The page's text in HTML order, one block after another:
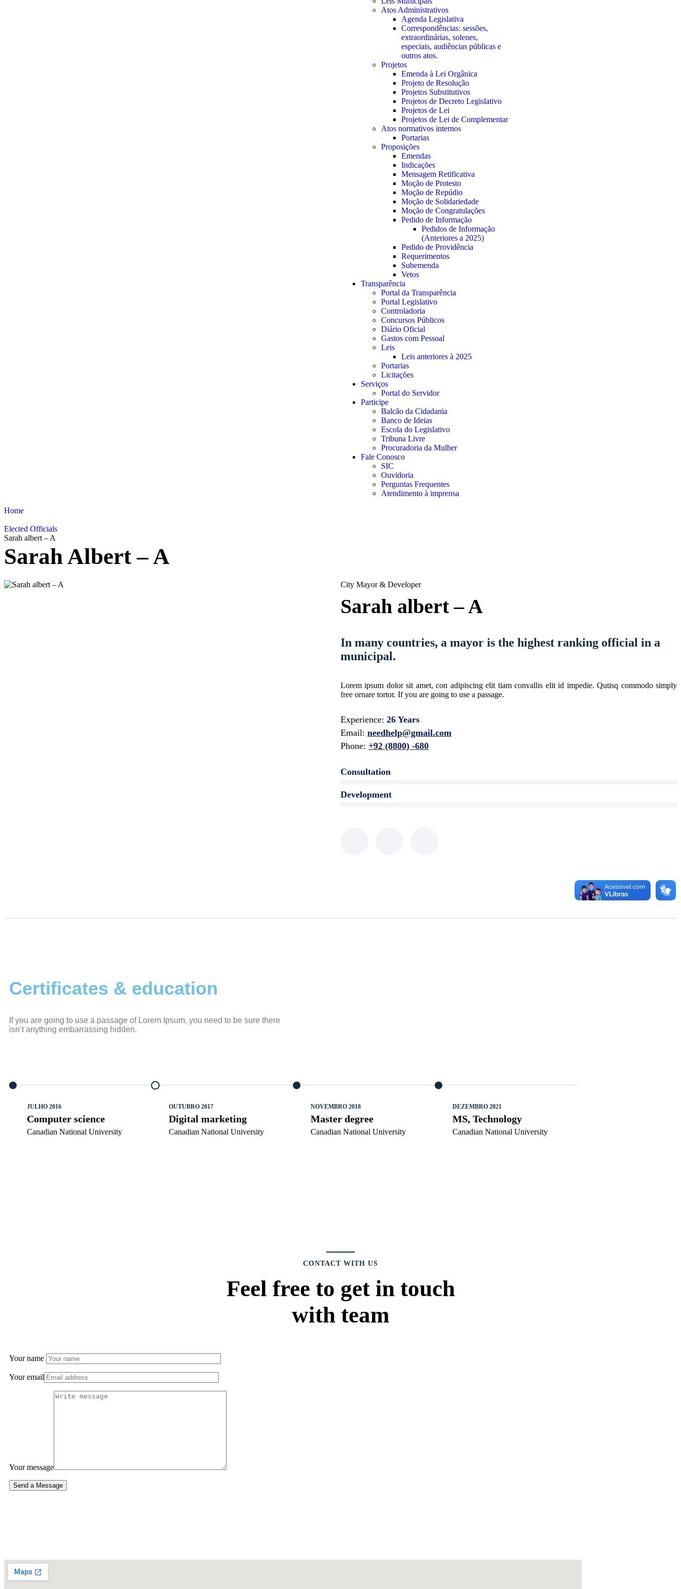
Atos Administrativos
Agenda Legislativa
Correspondências: sessões,
extraordinárias, solenes,
especiais, audiências públicas e
outros atos.
Projetos
Emenda à Lei Orgânica
Projeto de Resolução
Projetos Substitutivos
Projetos de Decreto Legislativo
Projetos de Lei
Projetos de Lei de Complementar
Atos normativos internos
Portarias
Proposições
Emendas
Indicações
Mensagem Retificativa
Moção de Protesto
Moção de Repúdio
Moção de Solidariedade
Moção de Congratulações
Pedido de Informação
Pedidos de Informação
(Anteriores a 2025)
Pedido de Providência
Requerimentos
Subemenda
Vetos
Transparência
Portal da Transparência
Portal Legislativo
Controladoria
Concursos Públicos
Diário Oficial
Gastos com Pessoal
Leis
Leis anteriores à 2025
Portarias
Licitações
Serviços
Portal do Servidor
Participe
Balcão da Cidadania
Banco de Ideias
Escola do Legislativo
Tribuna Livre
Procuradoria da Mulher
Fale Conosco
SIC
Ouvidoria
Perguntas Frequentes
Atendimento à imprensa
Home
Elected Officials
Sarah albert – A
Sarah Albert – A
City Mayor & Developer
Sarah albert – A
In many countries, a mayor is the highest ranking official in a
municipal.
Lorem ipsum dolor sit amet, con adipiscing elit tiam convallis elit id impedie. Qutisq commodo simply
free ornare tortor. If you are going to use a passage.
Experience: 26 Years
Email: needhelp@gmail.com
Phone: +92 (8800) -680
Consultation
Development
Certificates & education
If you are going to use a passage of Lorem Ipsum, you need to be sure there
isn’t anything embarrassing hidden.
JULHO 2016
Computer science
Canadian National University
OUTUBRO 2017
Digital marketing
Canadian National University
NOVEMBRO 2018
Master degree
Canadian National University
DEZEMBRO 2021
MS, Technology
Canadian National University
CONTACT WITH US
Feel free to get in touch
with team
Your name
Your email
Your message
Send a Message